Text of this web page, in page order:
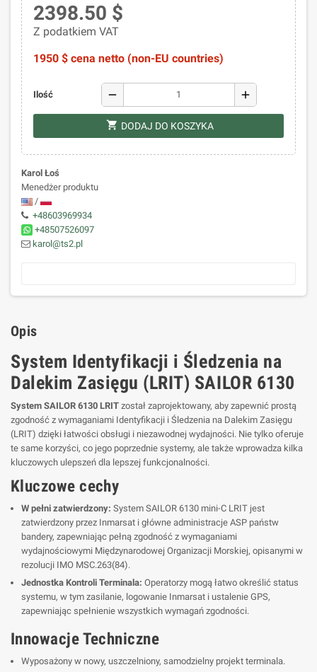
2398.50 $
Z podatkiem VAT
1950 $ cena netto (non-EU countries)
Ilość remove add
shopping_cart DODAJ DO KOSZYKA
Karol Łoś
Menedżer produktu
/
+48603969934
+48507526097
karol@ts2.pl
Opis
System Identyfikacji i Śledzenia na
Dalekim Zasięgu (LRIT) SAILOR 6130
System SAILOR 6130 LRIT został zaprojektowany, aby zapewnić prostą
zgodność z wymaganiami Identyfikacji i Śledzenia na Dalekim Zasięgu
(LRIT) dzięki łatwości obsługi i niezawodnej wydajności. Nie tylko oferuje
te same korzyści, co jego poprzednie systemy, ale także wprowadza kilka
kluczowych ulepszeń dla lepszej funkcjonalności.
Kluczowe cechy
W pełni zatwierdzony: System SAILOR 6130 mini-C LRIT jest
zatwierdzony przez Inmarsat i główne administracje ASP państw
bandery, zapewniając pełną zgodność z wymaganiami
wydajnościowymi Międzynarodowej Organizacji Morskiej, opisanymi w
rezolucji IMO MSC.263(84).
Jednostka Kontroli Terminala: Operatorzy mogą łatwo określić status
systemu, w tym zasilanie, logowanie Inmarsat i ustalenie GPS,
zapewniając spełnienie wszystkich wymagań zgodności.
Innowacje Techniczne
Wyposażony w nowy, uszczelniony, samodzielny projekt terminala.